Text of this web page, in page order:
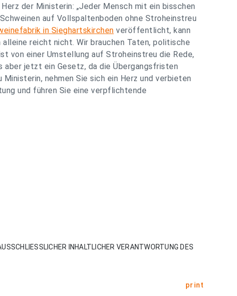
der Ministerin: „Jeder Mensch mit ein bisschen
auf Vollspaltenboden ohne Stroheinstreu
in Sieghartskirchen veröffentlicht, kann
reicht nicht. Wir brauchen Taten, politische
von einer Umstellung auf Stroheinstreu die Rede,
aber jetzt ein Gesetz, da die Übergangsfristen
nehmen Sie sich ein Herz und verbieten
und führen Sie eine verpflichtende
INHALTLICHER VERANTWORTUNG DES
print